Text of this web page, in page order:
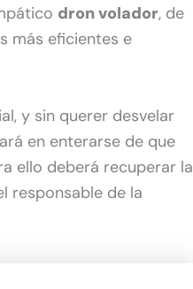
dron volador, de
más eficientes e
y sin querer desvelar
en enterarse de que
ello deberá recuperar la
responsable de la